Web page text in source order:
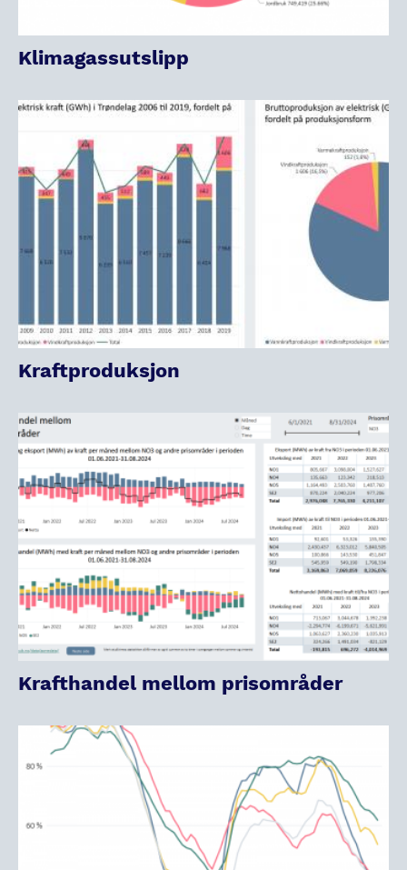
Klimagassutslipp
Kraftproduksjon
Krafthandel mellom prisområder